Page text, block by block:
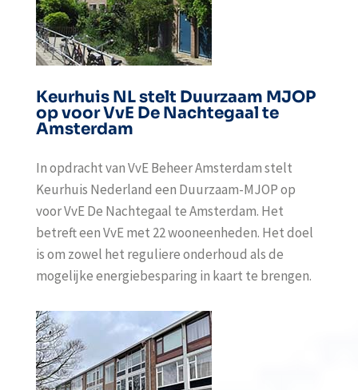
Keurhuis NL stelt Duurzaam MJOP
op voor VvE De Nachtegaal te
Amsterdam
In opdracht van VvE Beheer Amsterdam stelt
Keurhuis Nederland een Duurzaam-MJOP op
voor VvE De Nachtegaal te Amsterdam. Het
betreft een VvE met 22 wooneenheden. Het doel
is om zowel het reguliere onderhoud als de
mogelijke energiebesparing in kaart te brengen.